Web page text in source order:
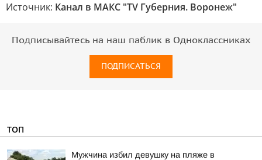
Источник: Канал в МАКС "TV Губерния. Воронеж"
Подписывайтесь на наш паблик в Одноклассниках
ПОДПИСАТЬСЯ
ТОП
Мужчина избил девушку на пляже в